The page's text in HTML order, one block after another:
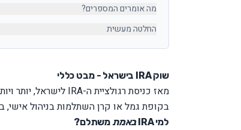
מה אומרים המספרים?
החלטה מעשית
שוק IRA בישראל - מבט כללי
בקופת גמל או קרן השתלמות בניהול
למי IRA באמתמשתלם?